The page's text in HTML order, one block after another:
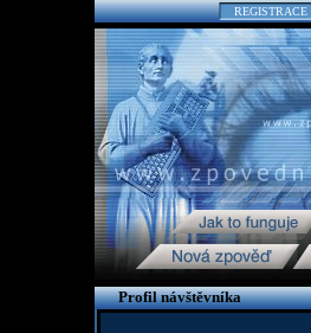
REGISTRACE
Profil návštěvníka